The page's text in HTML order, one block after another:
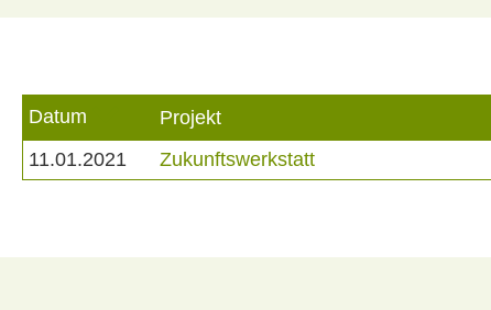
Datum
Projekt
11.01.2021
Zukunftswerkstatt